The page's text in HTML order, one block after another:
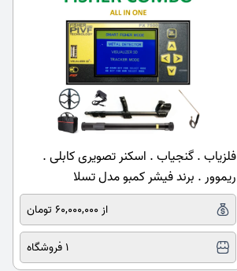
فلزیاب . گنجیاب . اسکنر تصویری کابلی .
ریموور . برند فیشر کمبو مدل تسلا
از 60,000,000 تومان
1 فروشگاه